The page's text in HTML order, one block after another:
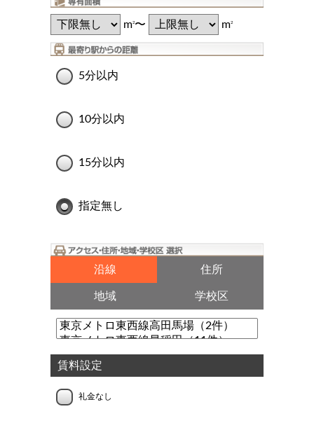
m2〜 m2
5分以内
10分以内
15分以内
指定無し
沿線 住所
地域 学校区
賃料設定
礼金なし